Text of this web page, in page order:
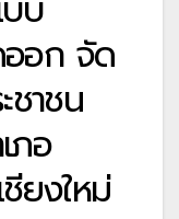
บ
ออก จัด
ชาชน
ภอ
ยงใหม่